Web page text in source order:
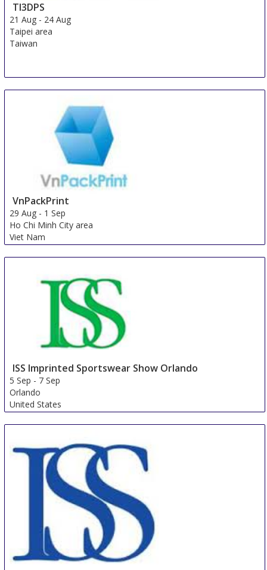
TI3DPS
21 Aug - 24 Aug
Taipei area
Taiwan
VnPackPrint
29 Aug - 1 Sep
Ho Chi Minh City area
Viet Nam
ISS Imprinted Sportswear Show Orlando
5 Sep - 7 Sep
Orlando
United States